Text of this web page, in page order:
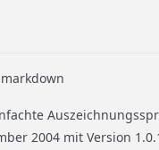
2004 mit Version